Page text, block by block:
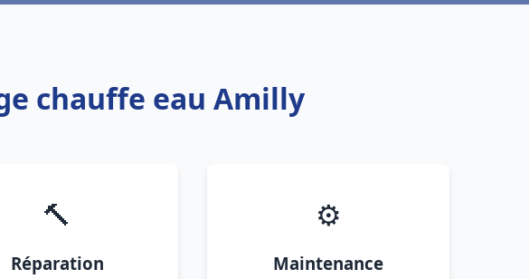
chauffe eau Amilly
🔨
Réparation
⚙️
Maintenance